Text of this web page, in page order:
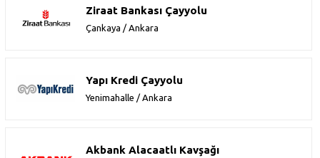
Ziraat Bankası Çayyolu
Çankaya / Ankara
Yapı Kredi Çayyolu
Yenimahalle / Ankara
Akbank Alacaatlı Kavşağı